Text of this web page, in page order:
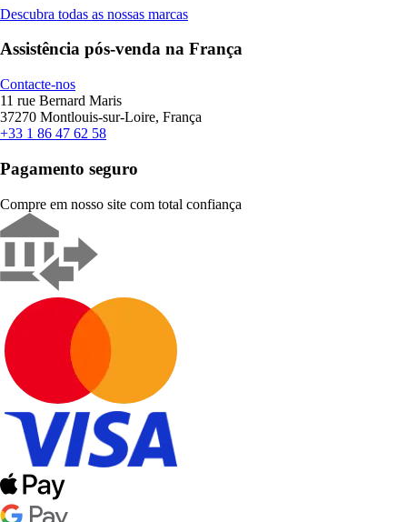
Descubra todas as nossas marcas
Assistência pós-venda na França
Contacte-nos
11 rue Bernard Maris
37270 Montlouis-sur-Loire, França
+33 1 86 47 62 58
Pagamento seguro
Compre em nosso site com total confiança